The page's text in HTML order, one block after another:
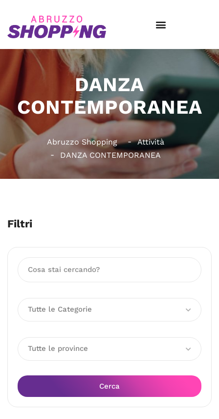
DANZA
CONTEMPORANEA
Abruzzo Shopping
Attività
DANZA CONTEMPORANEA
Filtri
Tutte le Categorie
Tutte le province
Cerca